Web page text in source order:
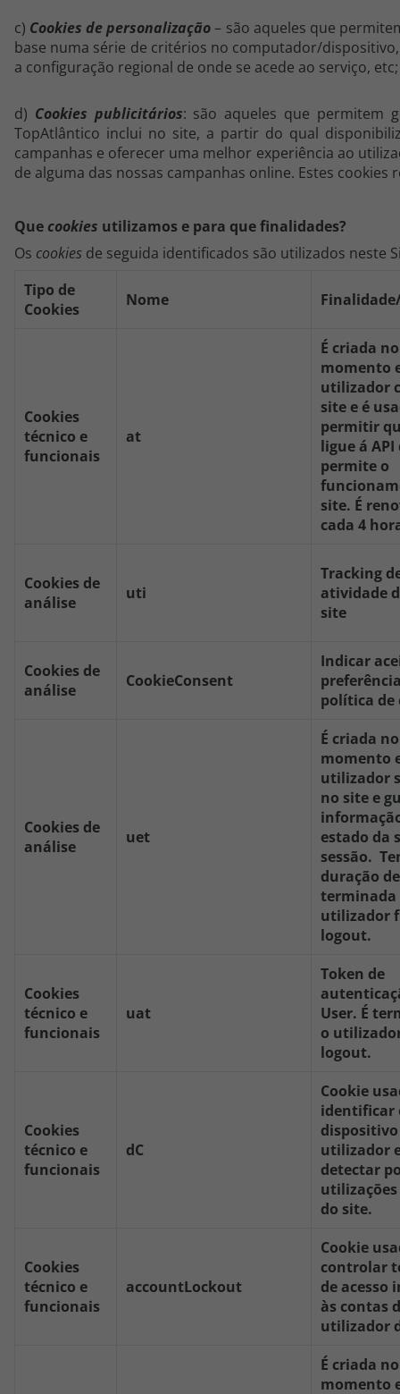
c) Cookies de personalização– são aqueles que
base numa série de critérios no computador/
a configuração regional de onde se acede ao serviço, etc;
d) Cookies publicitários: são aqueles que permitem
TopAtlântico inclui no site, a partir do qual
campanhas e oferecer uma melhor experiência ao
de alguma das nossas campanhas online. Estes cookies
Que cookies utilizamos e para que finalidades?
Os cookies de seguida identificados são utilizados neste
Tipo de
Cookies
Nome
Cookies
técnico e
funcionais
at
É criada no
momento
utilizador
site e é
permitir
ligue á API
permite o
site. É
cada 4
Cookies de
análise
uti
Tracking
atividade
site
Cookies de
análise
CookieConsent
Indicar
política de
Cookies de
análise
uet
É criada no
momento
utilizador
no site e
estado da
sessão.
duração
terminada
utilizador
logout.
Cookies
técnico e
funcionais
uat
Token de
User. É
o
logout.
Cookies
técnico e
funcionais
dC
Cookie
identificar
utilizador
detectar
do site.
Cookies
técnico e
funcionais
accountLockout
Cookie
controlar
de acesso
às contas
utilizador
É criada no
momento